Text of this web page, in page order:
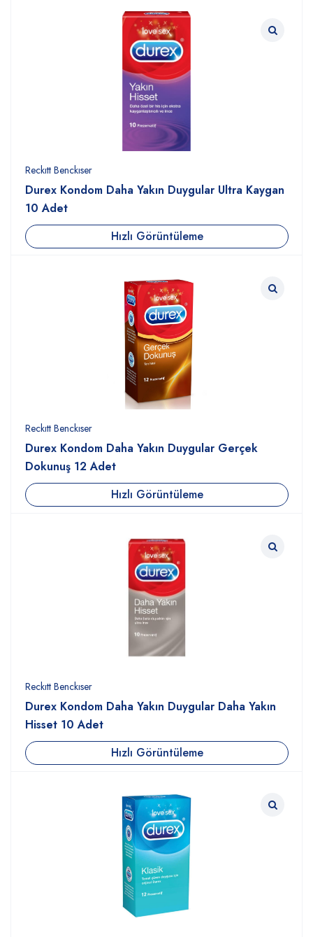
Reckıtt Benckıser
Durex Kondom Daha Yakın Duygular Ultra Kaygan
10 Adet
Hızlı Görüntüleme
Reckıtt Benckıser
Durex Kondom Daha Yakın Duygular Gerçek
Dokunuş 12 Adet
Hızlı Görüntüleme
Reckıtt Benckıser
Durex Kondom Daha Yakın Duygular Daha Yakın
Hisset 10 Adet
Hızlı Görüntüleme